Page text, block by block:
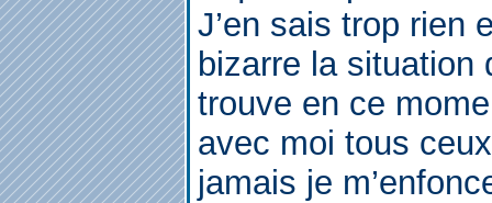
J’en sais trop rien
bizarre la situation
trouve en ce
avec moi tous
jamais je